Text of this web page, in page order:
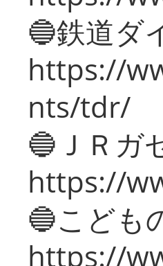
🔵鉄道ダ
https://
nts/tdr/
🔵ＪＲガ
https://
🔵こども
https://